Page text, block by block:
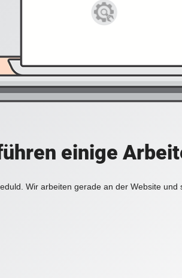
einige
Wir arbeiten gerade an der Website und